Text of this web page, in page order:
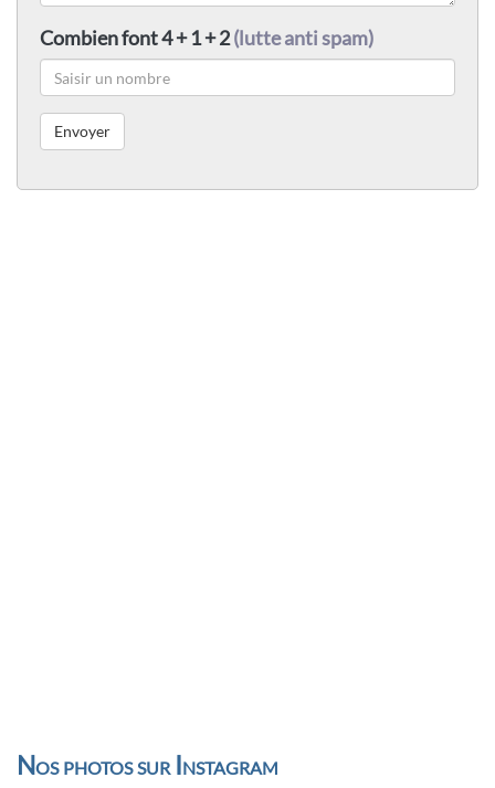
Combien font 4 + 1 + 2(lutte anti spam)
Nos photos sur Instagram